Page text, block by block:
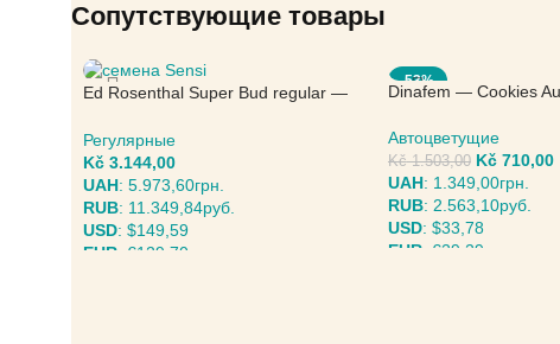
Сопутствующие товары
Ed Rosenthal Super Bud regular —
Регулярные
Kč 3.144,00
UAH: 5.973,60грн.
RUB: 11.349,84руб.
USD: $149,59
EUR €129,70
-53%
Dinafem — Cookies
Автоцветущие
Kč1.503,00 Kč710,00
UAH: 1.349,00грн.
RUB: 2.563,10руб.
USD: $33,78
EUR: €29,29